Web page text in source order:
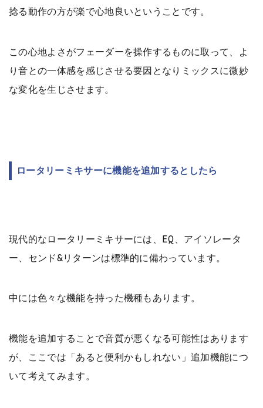
捻る動作の方が楽で心地良いということです。
この心地よさがフェーダーを操作するものに取って、よ
り音との一体感を感じさせる要因となりミックスに微妙
な変化を生じさせます。
ロータリーミキサーに機能を追加するとしたら
現代的なロータリーミキサーには、EQ、アイソレータ
ー、センド&リターンは標準的に備わっています。
中には色々な機能を持った機種もあります。
機能を追加することで音質が悪くなる可能性はあります
が、ここでは「あると便利かもしれない」追加機能につ
いて考えてみます。